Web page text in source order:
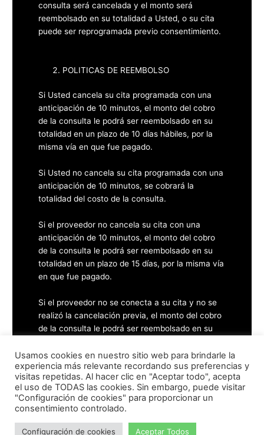
consulta será cancelada y el monto será
reembolsado en su totalidad a Usted, o su cita
puede ser reprogramada previo consentimiento.
POLITICAS DE REEMBOLSO
Si Usted cancela su cita programada con una
anticipación de 10 minutos, el monto del cobro
de la consulta le podrá ser reembolsado en su
totalidad en un plazo de 10 días hábiles, por la
misma vía en que fue pagado.
Si Usted no cancela su cita programada con una
anticipación de 10 minutos, se cobrará la
totalidad del costo de la consulta.
Si el proveedor no cancela su cita con una
anticipación de 10 minutos, el monto del cobro
de la consulta le podrá ser reembolsado en su
totalidad en un plazo de 15 días, por la misma vía
en que fue pagado.
Si el proveedor no se conecta a su cita y no se
realizó la cancelación previa, el monto del cobro
de la consulta le podrá ser reembolsado en su
en que fue pagado
Usamos cookies en nuestro sitio web para brindarle la
experiencia más relevante recordando sus preferencias y
visitas repetidas. Al hacer clic en "Aceptar todo", acepta
el uso de TODAS las cookies. Sin embargo, puede visitar
"Configuración de cookies" para proporcionar un
consentimiento controlado.
Configuración de cookies Aceptar Todos